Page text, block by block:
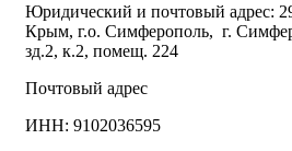
Юридический и почтовый адрес:
Крым, г.о. Симферополь, г.
зд.2, к.2, помещ. 224
Почтовый адрес
ИНН: 9102036595